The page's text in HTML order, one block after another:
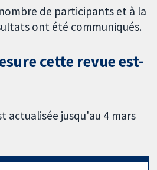
de participants et à la
ont été communiqués.
cette revue est-
actualisée jusqu'au 4 mars